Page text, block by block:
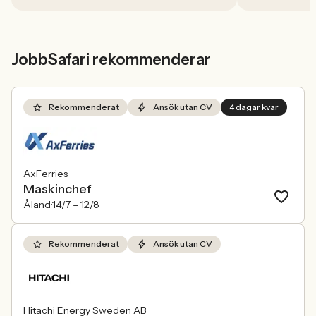
JobbSafari rekommenderar
Rekommenderat Ansök utan CV 4 dagar kvar
AxFerries
Maskinchef
Åland14/7 – 12/8
Rekommenderat Ansök utan CV
Hitachi Energy Sweden AB